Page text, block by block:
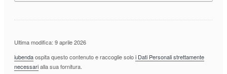
Ultima modifica: 9 aprile 2026
iubendaospita questo contenuto e raccoglie soloi Dati Personali strettamente
necessarialla sua fornitura.